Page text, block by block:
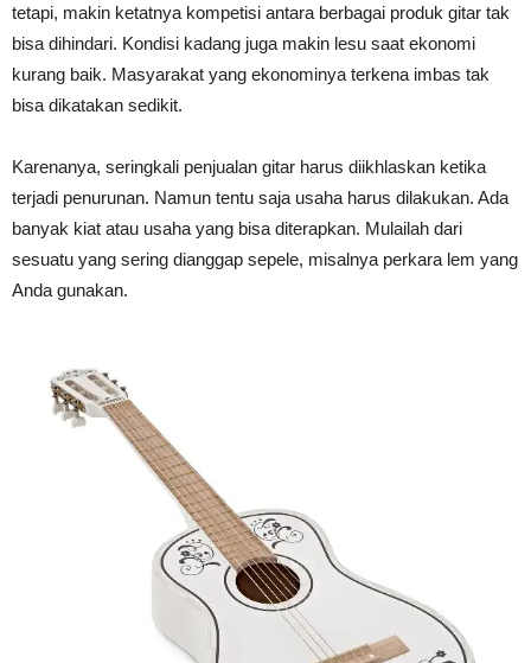
tetapi, makin ketatnya kompetisi antara berbagai produk gitar tak
bisa dihindari. Kondisi kadang juga makin lesu saat ekonomi
kurang baik. Masyarakat yang ekonominya terkena imbas tak
bisa dikatakan sedikit.
Karenanya, seringkali penjualan gitar harus diikhlaskan ketika
terjadi penurunan. Namun tentu saja usaha harus dilakukan. Ada
banyak kiat atau usaha yang bisa diterapkan. Mulailah dari
sesuatu yang sering dianggap sepele, misalnya perkara lem yang
Anda gunakan.